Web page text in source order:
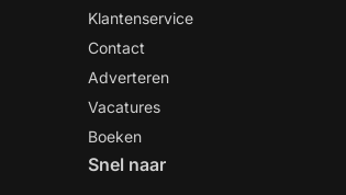
Klantenservice
Contact
Adverteren
Vacatures
Boeken
Snel naar